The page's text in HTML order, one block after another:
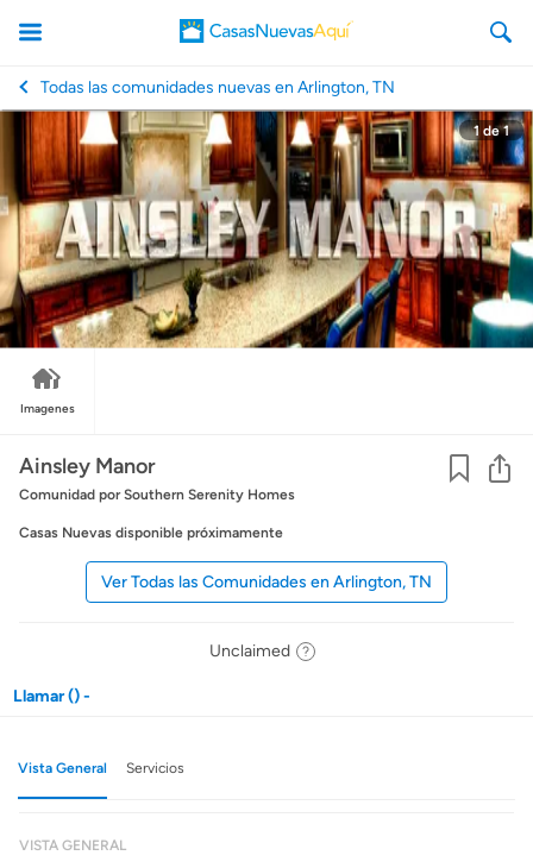
CasasNuevasAqui
Todas las comunidades nuevas en Arlington, TN
1 de1
Imagenes
Ainsley Manor
Comunidad por Southern Serenity Homes
Casas Nuevas disponible próximamente
Ver Todas las Comunidades en Arlington, TN
Unclaimed
Llamar () -
Vista General Servicios
VISTA GENERAL